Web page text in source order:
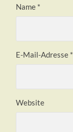
Name *
E-Mail-Adresse *
Website